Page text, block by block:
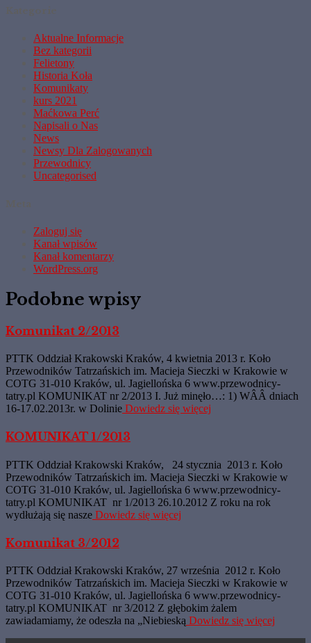
Aktualne Informacje
Bez kategorii
Felietony
Historia Koła
Komunikaty
kurs 2021
Maćkowa Perć
Napisali o Nas
News
Newsy Dla Zalogowanych
Przewodnicy
Uncategorised
Zaloguj się
Kanał wpisów
Kanał komentarzy
WordPress.org
Podobne wpisy
Komunikat 2/2013
PTTK Oddział Krakowski Kraków, 4 kwietnia 2013 r. Koło
Przewodników Tatrzańskich im. Macieja Sieczki w Krakowie w
COTG 31-010 Kraków, ul. Jagiellońska 6 www.przewodnicy-
tatry.pl KOMUNIKAT nr 2/2013 I. Już minęło…: 1) WÂÂ dniach
16-17.02.2013r. w Dolinie Dowiedz się więcej
KOMUNIKAT 1/2013
PTTK Oddział Krakowski Kraków, 24 stycznia 2013 r. Koło
Przewodników Tatrzańskich im. Macieja Sieczki w Krakowie w
COTG 31-010 Kraków, ul. Jagiellońska 6 www.przewodnicy-
tatry.pl KOMUNIKAT nr 1/2013 26.10.2012 Z roku na rok
wydłużają się nasze Dowiedz się więcej
Komunikat 3/2012
PTTK Oddział Krakowski Kraków, 27 września 2012 r. Koło
Przewodników Tatrzańskich im. Macieja Sieczki w Krakowie w
COTG 31-010 Kraków, ul. Jagiellońska 6 www.przewodnicy-
tatry.pl KOMUNIKAT nr 3/2012 Z głębokim żalem
zawiadamiamy, że odeszła na „Niebieską Dowiedz się więcej